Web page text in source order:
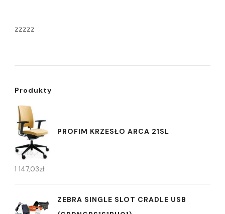
zzzzz
Produkty
PROFIM KRZESŁO ARCA 21SL
1 147,03zł
ZEBRA SINGLE SLOT CRADLE USB